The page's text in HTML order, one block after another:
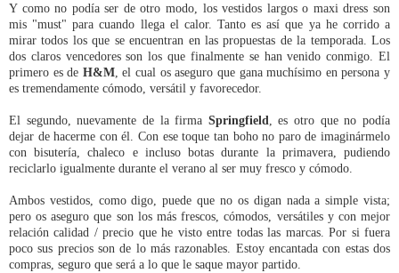
Y como no podía ser de otro modo, los vestidos largos o maxi dress son
mis "must" para cuando llega el calor. Tanto es así que ya he corrido a
mirar todos los que se encuentran en las propuestas de la temporada. Los
dos claros vencedores son los que finalmente se han venido conmigo. El
primero es de H&M, el cual os aseguro que gana muchísimo en persona y
es tremendamente cómodo, versátil y favorecedor.
El segundo, nuevamente de la firma Springfield, es otro que no podía
dejar de hacerme con él. Con ese toque tan boho no paro de imaginármelo
con bisutería, chaleco e incluso botas durante la primavera, pudiendo
reciclarlo igualmente durante el verano al ser muy fresco y cómodo.
Ambos vestidos, como digo, puede que no os digan nada a simple vista;
pero os aseguro que son los más frescos, cómodos, versátiles y con mejor
relación calidad / precio que he visto entre todas las marcas. Por si fuera
poco sus precios son de lo más razonables. Estoy encantada con estas dos
compras, seguro que será a lo que le saque mayor partido.